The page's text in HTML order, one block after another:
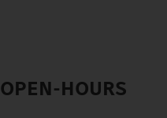
OPEN-HOURS